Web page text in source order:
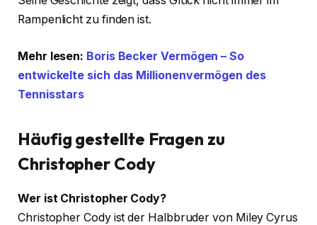
Rampenlicht zu finden ist.
Mehr lesen: Boris Becker Vermögen – So
entwickelte sich das Millionenvermögen des
Tennisstars
Häufig gestellte Fragen zu
Christopher Cody
Wer ist Christopher Cody?
Christopher Cody ist der Halbbruder von Miley Cyrus